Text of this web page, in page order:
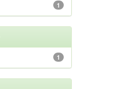
1
1